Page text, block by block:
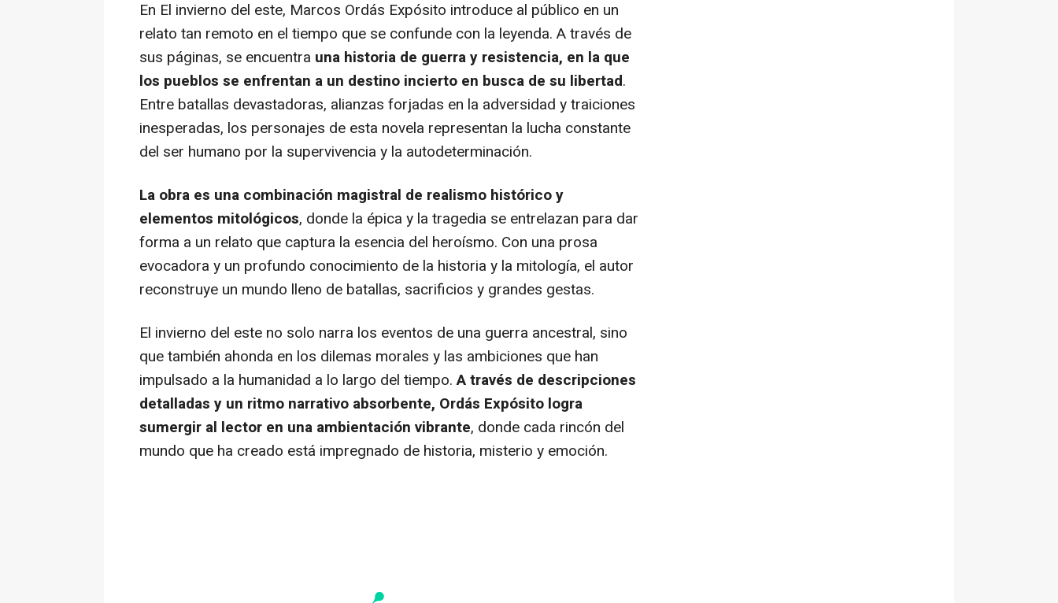
En El invierno del este, Marcos Ordás Expósito introduce al público en un
relato tan remoto en el tiempo que se confunde con la leyenda. A través de
sus páginas, se encuentra una historia de guerra y resistencia, en la que
los pueblos se enfrentan a un destino incierto en busca de su libertad.
Entre batallas devastadoras, alianzas forjadas en la adversidad y traiciones
inesperadas, los personajes de esta novela representan la lucha constante
del ser humano por la supervivencia y la autodeterminación.
La obra es una combinación magistral de realismo histórico y
elementos mitológicos, donde la épica y la tragedia se entrelazan para dar
forma a un relato que captura la esencia del heroísmo. Con una prosa
evocadora y un profundo conocimiento de la historia y la mitología, el autor
reconstruye un mundo lleno de batallas, sacrificios y grandes gestas.
El invierno del este no solo narra los eventos de una guerra ancestral, sino
que también ahonda en los dilemas morales y las ambiciones que han
impulsado a la humanidad a lo largo del tiempo.A través de descripciones
detalladas y un ritmo narrativo absorbente, Ordás Expósito logra
sumergir al lector en una ambientación vibrante, donde cada rincón del
mundo que ha creado está impregnado de historia, misterio y emoción.